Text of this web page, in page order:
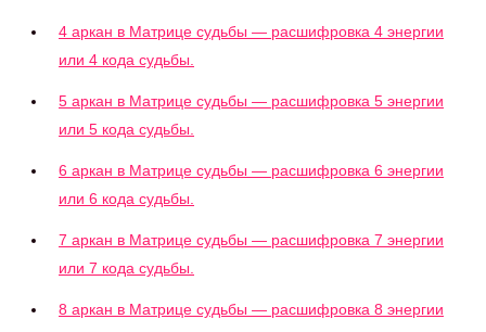
4 аркан в Матрице судьбы — расшифровка 4 энергии
или 4 кода судьбы.
5 аркан в Матрице судьбы — расшифровка 5 энергии
или 5 кода судьбы.
6 аркан в Матрице судьбы — расшифровка 6 энергии
или 6 кода судьбы.
7 аркан в Матрице судьбы — расшифровка 7 энергии
или 7 кода судьбы.
8 аркан в Матрице судьбы — расшифровка 8 энергии